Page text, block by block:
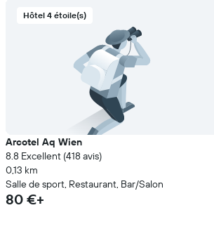
Hôtel 4 étoile(s)
Arcotel Aq Wien
8.8 Excellent (418 avis)
0,13 km
Salle de sport, Restaurant, Bar/Salon
80 €+